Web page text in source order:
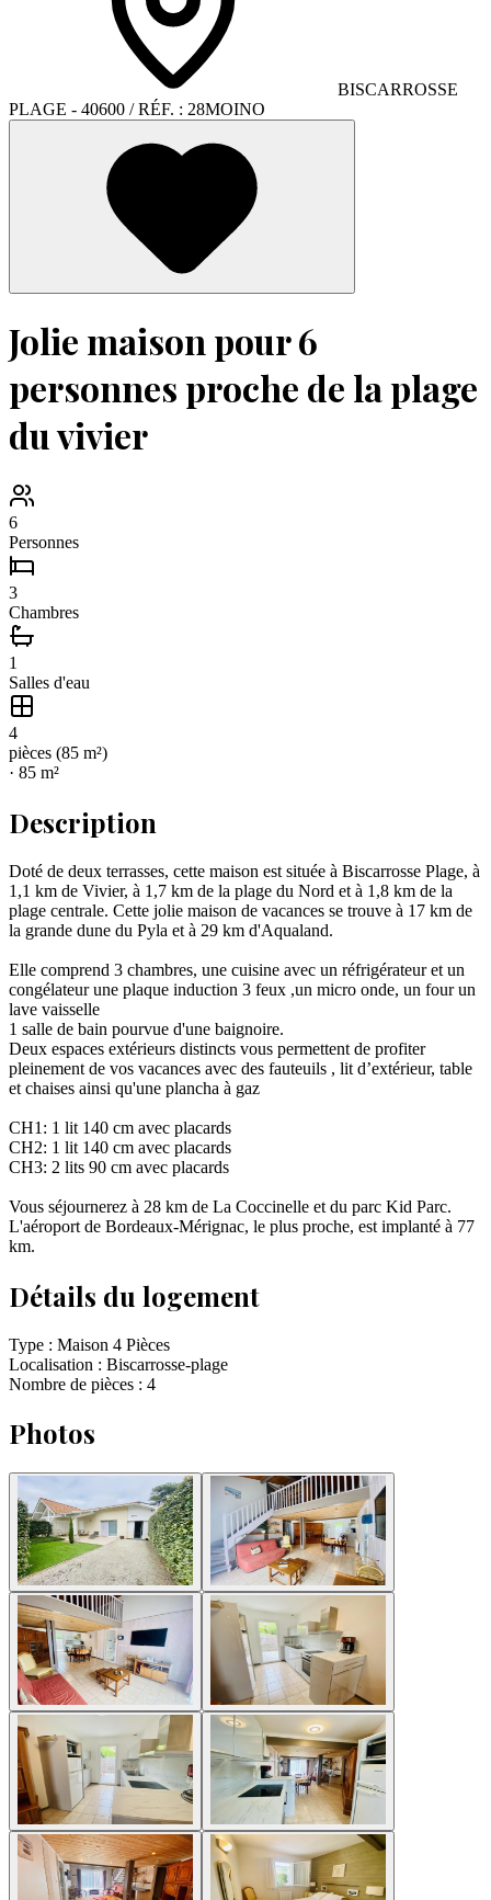
BISCARROSSE
PLAGE - 40600 / RÉF. : 28MOINO
Jolie maison pour 6
personnes proche de la plage
du vivier
6
Personnes
3
Chambres
1
Salles d'eau
4
pièces (85 m²)
· 85 m²
Description
Doté de deux terrasses, cette maison est située à Biscarrosse Plage, à
1,1 km de Vivier, à 1,7 km de la plage du Nord et à 1,8 km de la
plage centrale. Cette jolie maison de vacances se trouve à 17 km de
la grande dune du Pyla et à 29 km d'Aqualand.
Elle comprend 3 chambres, une cuisine avec un réfrigérateur et un
congélateur une plaque induction 3 feux ,un micro onde, un four un
lave vaisselle
1 salle de bain pourvue d'une baignoire.
Deux espaces extérieurs distincts vous permettent de profiter
pleinement de vos vacances avec des fauteuils , lit d’extérieur, table
et chaises ainsi qu'une plancha à gaz
CH1: 1 lit 140 cm avec placards
CH2: 1 lit 140 cm avec placards
CH3: 2 lits 90 cm avec placards
Vous séjournerez à 28 km de La Coccinelle et du parc Kid Parc.
L'aéroport de Bordeaux-Mérignac, le plus proche, est implanté à 77
km.
Détails du logement
Type : Maison 4 Pièces
Localisation : Biscarrosse-plage
Nombre de pièces : 4
Photos